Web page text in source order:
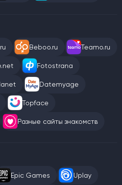
Beboo.ru Teamo.ru
Fotostrana
Datemyage
Topface
Разные сайты знакомств
Epic Games Uplay